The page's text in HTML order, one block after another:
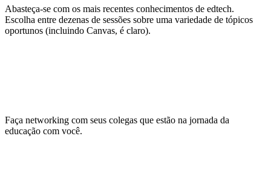
Abasteça-se com os mais recentes conhecimentos de edtech.
Escolha entre dezenas de sessões sobre uma variedade de tópicos
oportunos (incluindo Canvas, é claro).
Faça networking com seus colegas que estão na jornada da
educação com você.